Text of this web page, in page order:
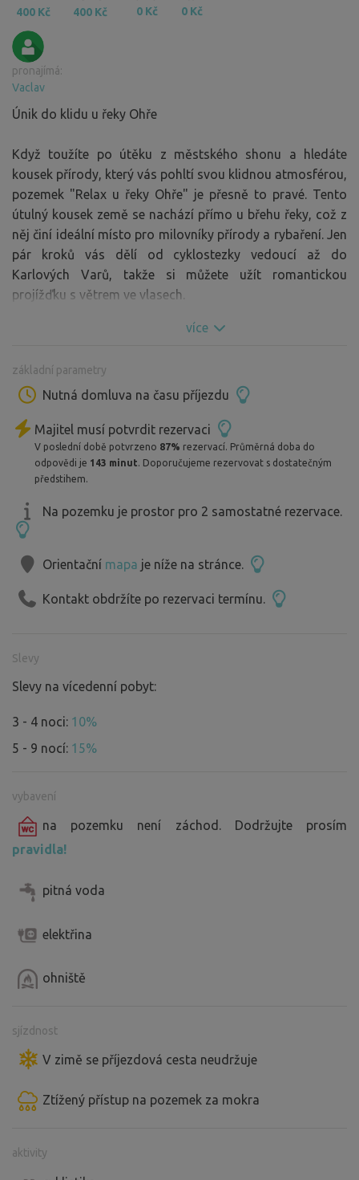
400 Kč 400 Kč 0 Kč 0 Kč
pronajímá:
Vaclav
Únik do klidu u řeky Ohře
Když toužíte po útěku z městského shonu a hledáte
kousek přírody, který vás pohltí svou klidnou atmosférou,
pozemek "Relax u řeky Ohře" je přesně to pravé. Tento
útulný kousek země se nachází přímo u břehu řeky, což z
něj činí ideální místo pro milovníky přírody a rybaření. Jen
pár kroků vás dělí od cyklostezky vedoucí až do
Karlových Varů, takže si můžete užít romantickou
projížďku s větrem ve vlasech.
Pozemek je přizpůsoben pro karavany a obytná auta,
obklopeni přírodou. Elektrická přípojka a pitná voda jsou
samozřejmostí, což zajišťuje pohodlný pobyt. A pokud
jsou zde vítáni!
Ať už hledáte klidné místo pro odpočinek nebo základnu
pro své cyklistické výlety, "Relax u řeky Ohře" nabízí vše,
Karlovarského kraje.
více
základní parametry
Nutná domluva na času příjezdu
Majitel musí potvrdit rezervaci
V poslední době potvrzeno 87% rezervací. Průměrná doba do
odpovědi je 143 minut. Doporučujeme rezervovat s dostatečným
předstihem.
Na pozemku je prostor pro 2 samostatné rezervace.
Orientační mapa je níže na stránce.
Kontakt obdržíte po rezervaci termínu.
Slevy
Slevy na vícedenní pobyt:
3 - 4 noci: 10%
5 - 9 nocí: 15%
vybavení
na pozemku není záchod. Dodržujte prosím
pravidla!
pitná voda
elektřina
ohniště
sjízdnost
V zimě se příjezdová cesta neudržuje
Ztížený přístup na pozemek za mokra
aktivity